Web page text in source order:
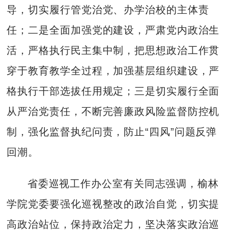
导，切实履行管党治党、办学治校的主体责
任；二是全面加强党的建设，严肃党内政治生
活，严格执行民主集中制，把思想政治工作贯
穿于教育教学全过程，加强基层组织建设，严
格执行干部选拔任用规定；三是切实履行全面
从严治党责任，不断完善廉政风险监督防控机
制，强化监督执纪问责，防止“四风”问题反弹
回潮。
省委巡视工作办公室有关同志强调，榆林
学院党委要强化巡视整改的政治自觉，切实提
高政治站位，保持政治定力，坚决落实政治巡